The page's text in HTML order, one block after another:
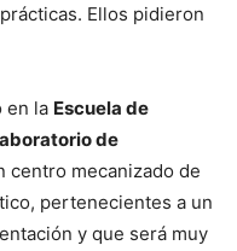
Ellos pidieron
en la Escuela de
de
centro mecanizado de
pertenecientes a un
y que será muy